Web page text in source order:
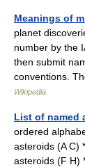
Meanings of
planet
number by the
then submit
conventions.
Wikipedia
List of named
ordered
asteroids (A C)
asteroids (F H)